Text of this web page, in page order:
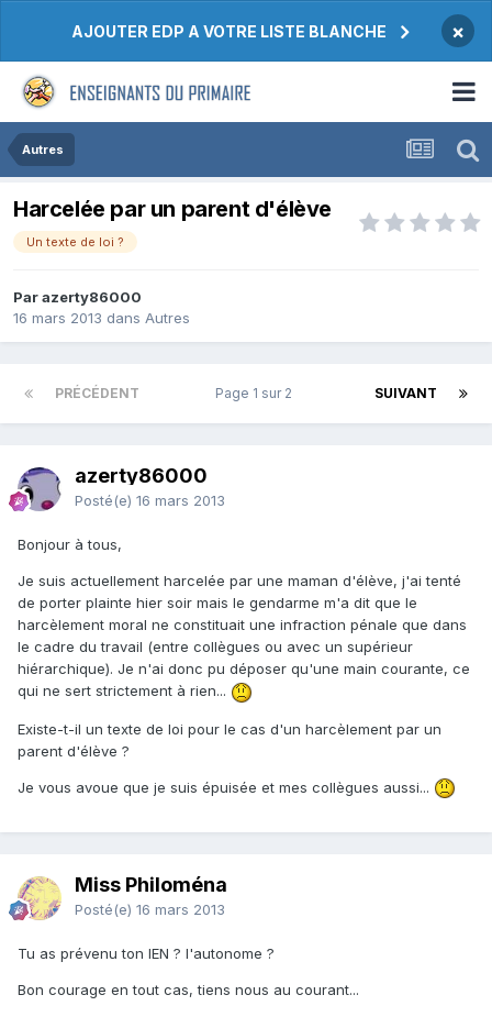
AJOUTER EDP A VOTRE LISTE BLANCHE ×
Autres
Harcelée par un parent d'élève
Un texte de loi ?
Par azerty86000
16 mars 2013 dans Autres
PRÉCÉDENT SUIVANT
Page 1 sur 2
azerty86000
Posté(e) 16 mars 2013
Bonjour à tous,
Je suis actuellement harcelée par une maman d'élève, j'ai tenté
de porter plainte hier soir mais le gendarme m'a dit que le
harcèlement moral ne constituait une infraction pénale que dans
le cadre du travail (entre collègues ou avec un supérieur
hiérarchique). Je n'ai donc pu déposer qu'une main courante, ce
qui ne sert strictement à rien...
Existe-t-il un texte de loi pour le cas d'un harcèlement par un
parent d'élève ?
Je vous avoue que je suis épuisée et mes collègues aussi...
Miss Philoména
Posté(e) 16 mars 2013
Tu as prévenu ton IEN ? l'autonome ?
Bon courage en tout cas, tiens nous au courant...